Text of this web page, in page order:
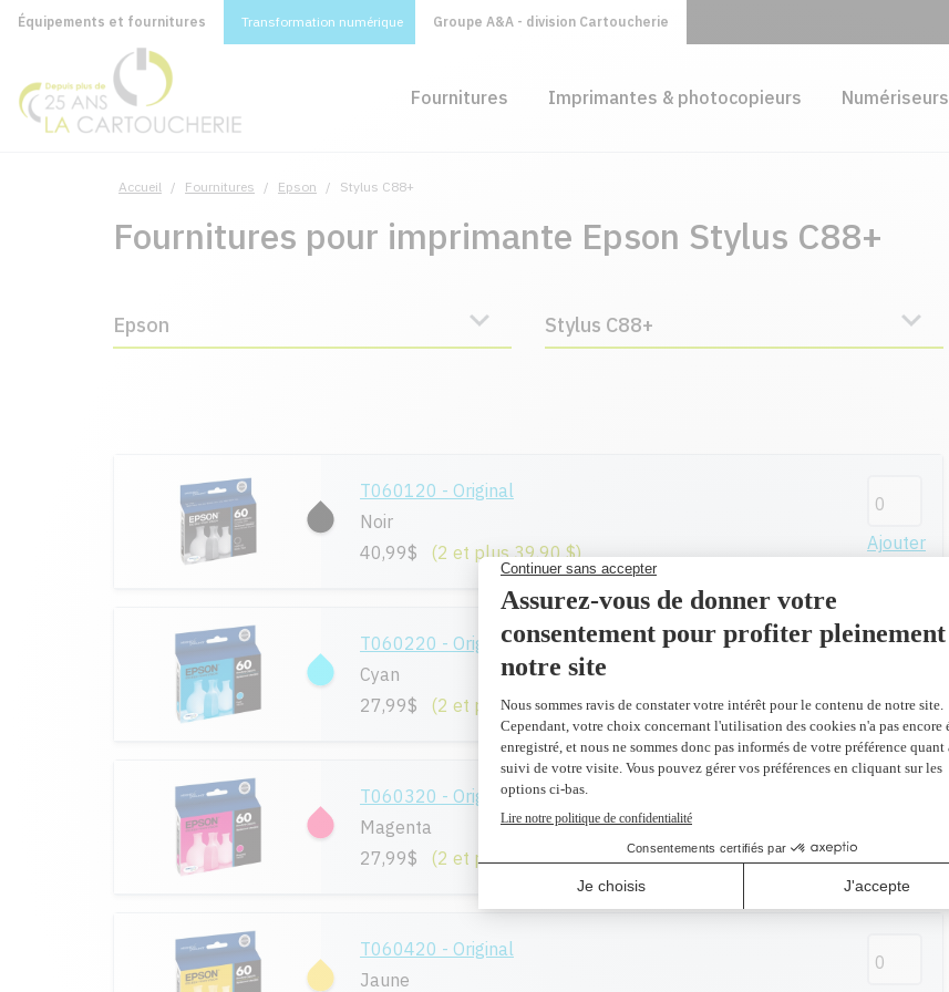
Équipements et fournitures Transformation numérique Groupe A&A - division Cartoucherie
Fournitures Imprimantes & photocopieurs Numériseurs
Accueil / Fournitures / Epson / Stylus C88+
Fournitures pour imprimante Epson Stylus C88+
Epson Stylus C88+
T060120 - Original
Noir
40,99$
(2 et plus 39,90 $) Ajouter
T060220 - Original
Cyan
27,99$
(2 et plus 27,30 $) Ajouter
T060320 - Original
Magenta
27,99$
(2 et plus 27,30 $)
T060420 - Original
Jaune